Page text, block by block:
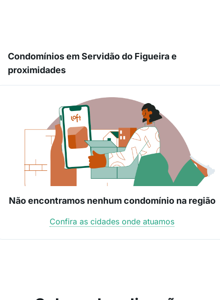
Condomínios em Servidão do Figueira e
proximidades
Não encontramos nenhum condomínio na região
Confira as cidades onde atuamos